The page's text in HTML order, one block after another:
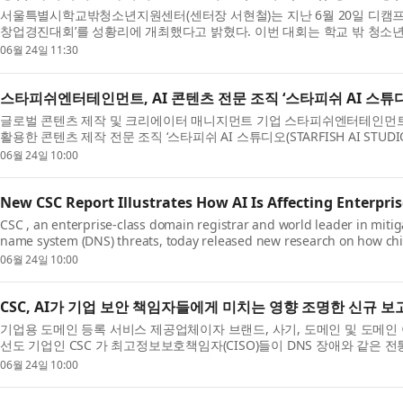
서울특별시학교밖청소년지원센터(센터장 서현철)는 지난 6월 20일 디캠
창업경진대회’를 성황리에 개최했다고 밝혔다. 이번 대회는 학교 밖 청
모델을 구체화하며 기업가정...
06월 24일 11:30
스타피쉬엔터테인먼트, AI 콘텐츠 전문 조직 ‘스타피쉬 AI 스튜
글로벌 콘텐츠 제작 및 크리에이터 매니지먼트 기업 스타피쉬엔터테인
활용한 콘텐츠 제작 전문 조직 ‘스타피쉬 AI 스튜디오(STARFISH AI
스튜디오는 기존 크리에이터 ...
06월 24일 10:00
New CSC Report Illustrates How AI Is Affecting
CSC , an enterprise-class domain registrar and world leader in
name system (DNS) threats, today released new research on how
are adapting to an evolving artifi...
06월 24일 10:00
CSC, AI가 기업 보안 책임자들에게 미치는 영향 조명한 신규 보
기업용 도메인 등록 서비스 제공업체이자 브랜드, 사기, 도메인 및 도메
선도 기업인 CSC 가 최고정보보호책임자(CISO)들이 DNS 장애와 같은
게 진화하는 인공지능(AI) 생태...
06월 24일 10:00